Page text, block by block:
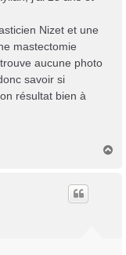
Nizet et une
mastectomie
aucune photo
savoir si
résultat bien à